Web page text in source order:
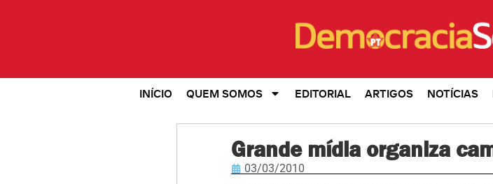
INÍCIO QUEM SOMOS EDITORIAL ARTIGOS NOTÍCIAS
Grande mídia organiza
03/03/2010